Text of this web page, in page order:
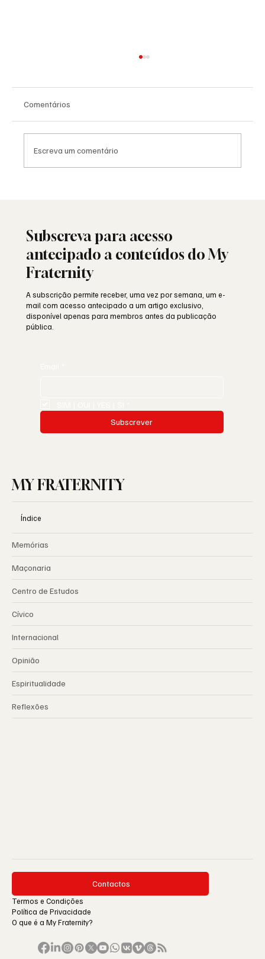
Comentários
Escreva um comentário
Subscreva para acesso
antecipado a conteúdos do My
Fraternity
A subscrição permite receber, uma vez por semana, um e-
mail com acesso antecipado a um artigo exclusivo,
disponível apenas para membros antes da publicação
pública.
Subscrever
MY FRATERNITY
Índice
Memórias
Maçonaria
Centro de Estudos
Cívico
Internacional
Opinião
Espiritualidade
Reflexões
Contactos
Termos e Condições
Política de Privacidade
O que é a My Fraternity?